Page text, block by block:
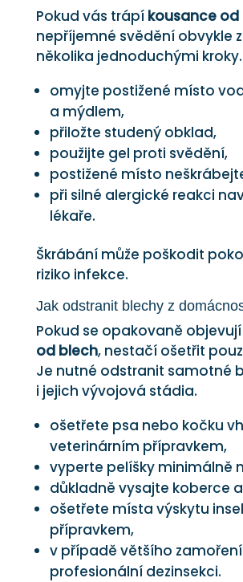
Pokud vás trápí kousance
nepříjemné svědění obvykle
několika jednoduchými kroky.
omyjte postižené místo
a mýdlem,
přiložte studený obklad,
použijte gel proti svědění,
postižené místo
při silné alergické reakci
lékaře.
Škrábání může poškodit
riziko infekce.
Jak odstranit blechy z
Pokud se opakovaně objevují
od blech, nestačí ošetřit
Je nutné odstranit samotné
i jejich vývojová stádia.
ošetřete psa nebo kočku
veterinárním přípravkem,
vyperte pelíšky minimálně
důkladně vysajte koberce
ošetřete místa výskytu
přípravkem,
v případě většího
profesionální dezinsekci.